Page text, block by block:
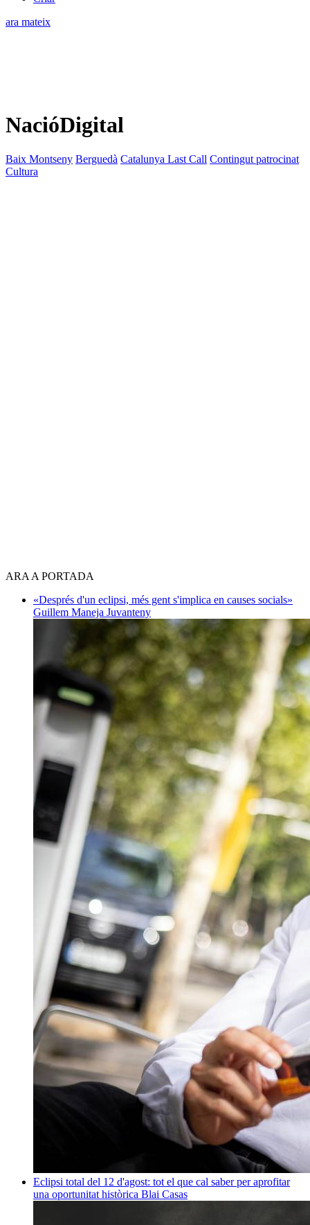
ara mateix
NacióDigital
Baix Montseny Berguedà Catalunya Last Call Contingut patrocinat
Cultura
ARA A PORTADA
«Després d'un eclipsi, més gent s'implica en causes socials»
Guillem Maneja Juvanteny
Eclipsi total del 12 d'agost: tot el que cal saber per aprofitar
una oportunitat històrica Blai Casas